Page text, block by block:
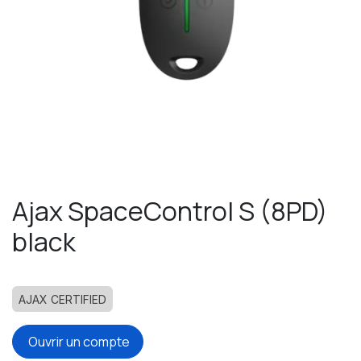
Ajax SpaceControl S (8PD)
black
AJAX CERTIFIED
Ouvrir un compte